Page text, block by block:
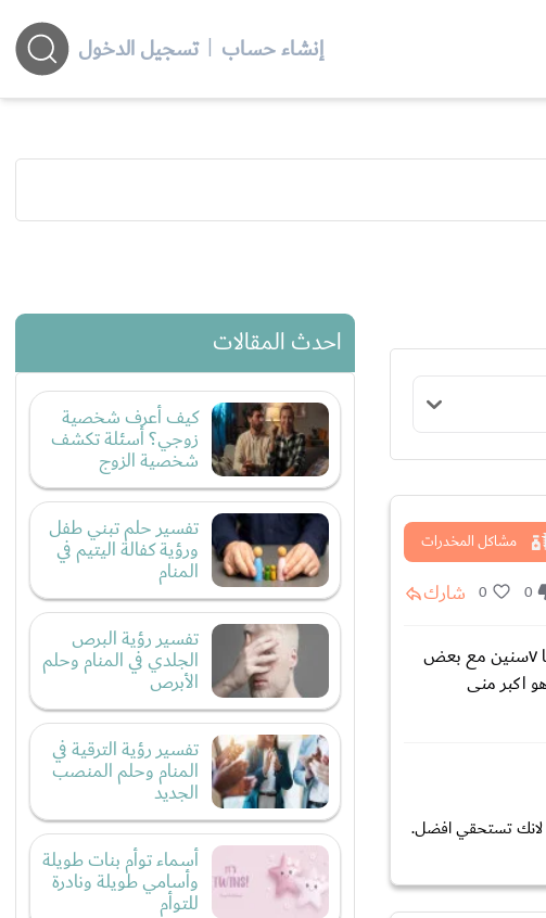
إنشاء حساب | تسجيل الدخول
مشاكل المخدرات
0
0 شارك
ارجو مساعدتى وان يرد الخبراء .. كان في واحد حبنى اوى وانا كمان حبيته بعد ما عرفت انه بيحبنى ..اتكلمنا كذا سنة ومتفقين نتجوز فضلنا ٧سنين مع بعض
..هو اكبر منى
لانك تستحقي افضل.
احدث المقالات
كيف أعرف شخصية
زوجي؟ أسئلة تكشف
شخصية الزوج
تفسير حلم تبني طفل
ورؤية كفالة اليتيم في
المنام
تفسير رؤية البرص
الجلدي في المنام وحلم
الأبرص
تفسير رؤية الترقية في
المنام وحلم المنصب
الجديد
أسماء توأم بنات طويلة
وأسامي طويلة ونادرة
للتوأم